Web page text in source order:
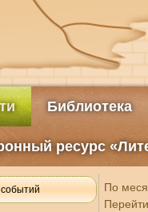
Библиотека
ресурс
По